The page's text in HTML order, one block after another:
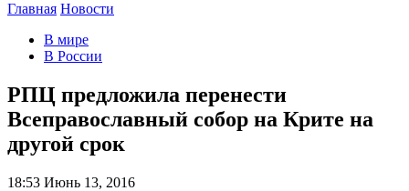
Главная Новости
В мире
В России
РПЦ предложила перенести
Всеправославный собор на Крите на
другой срок
18:53 Июнь 13, 2016